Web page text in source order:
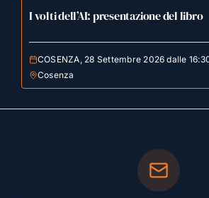
I volti dell’AI: presentazione del libro
COSENZA, 28 Settembre 2026 dalle
Cosenza